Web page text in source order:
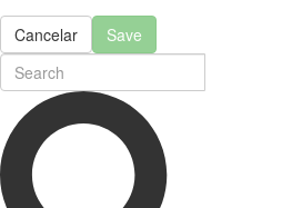
Cancelar Save